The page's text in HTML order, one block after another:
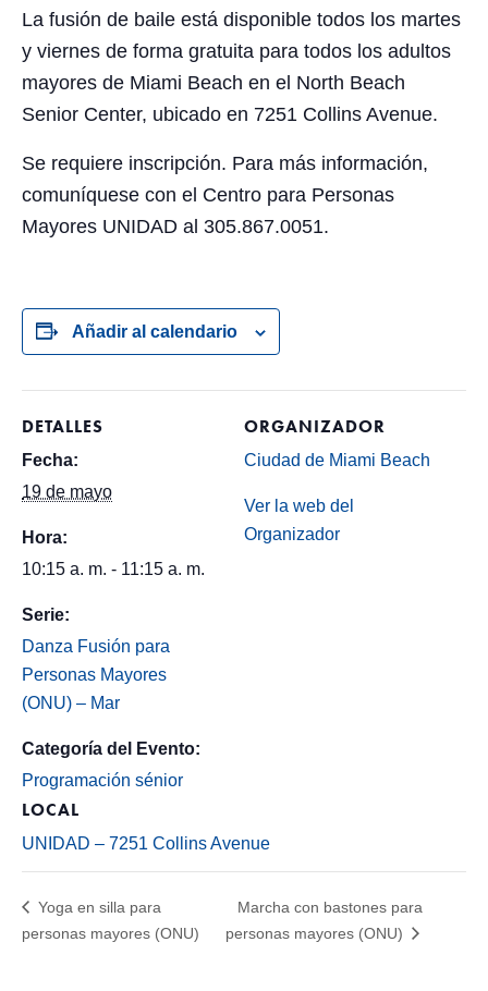
La fusión de baile está disponible todos los martes
y viernes de forma gratuita para todos los adultos
mayores de Miami Beach en el North Beach
Senior Center, ubicado en 7251 Collins Avenue.
Se requiere inscripción. Para más información,
comuníquese con el Centro para Personas
Mayores UNIDAD al 305.867.0051.
Añadir al calendario
DETALLES
Fecha:
19 de mayo
Hora:
10:15 a. m. - 11:15 a. m.
Serie:
Danza Fusión para
Personas Mayores
(ONU) – Mar
Categoría del Evento:
Programación sénior
LOCAL
UNIDAD – 7251 Collins Avenue
ORGANIZADOR
Ciudad de Miami Beach
Ver la web del
Organizador
Yoga en silla para
personas mayores (ONU)
Marcha con bastones para
personas mayores (ONU)